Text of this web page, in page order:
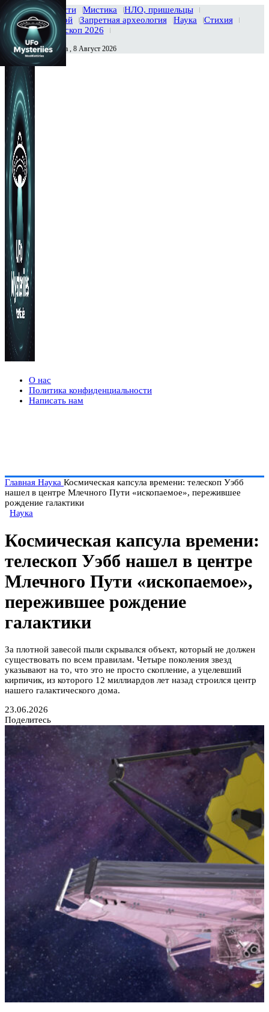
Главная Новости Мистика
НЛО, пришельцы
Тайны вселенной
Запретная археология Наука
Стихия
История
Гороскоп 2026
Сегодня Суббота , 8 Август 2026
О нас
Политика конфиденциальности
Написать нам
Главная Наука Космическая капсула времени: телескоп Уэбб
нашел в центре Млечного Пути «ископаемое», пережившее
рождение галактики
Наука
Космическая капсула времени:
телескоп Уэбб нашел в центре
Млечного Пути «ископаемое»,
пережившее рождение
галактики
За плотной завесой пыли скрывался объект, который не должен
существовать по всем правилам. Четыре поколения звезд
указывают на то, что это не просто скопление, а уцелевший
кирпичик, из которого 12 миллиардов лет назад строился центр
нашего галактического дома.
23.06.2026
Поделитесь